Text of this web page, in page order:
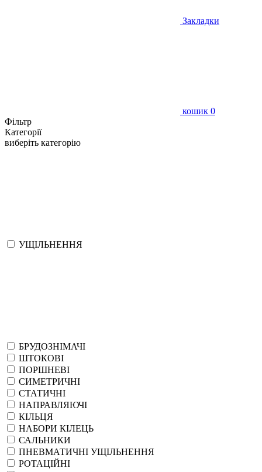
Закладки
кошик 0
Фільтр
Категорії
виберіть категорію
УЩІЛЬНЕННЯ
БРУДОЗНІМАЧІ
ШТОКОВІ
ПОРШНЕВІ
СИМЕТРИЧНІ
СТАТИЧНІ
НАПРАВЛЯЮЧІ
КІЛЬЦЯ
НАБОРИ КІЛЕЦЬ
САЛЬНИКИ
ПНЕВМАТИЧНІ УЩІЛЬНЕННЯ
РОТАЦІЙНІ